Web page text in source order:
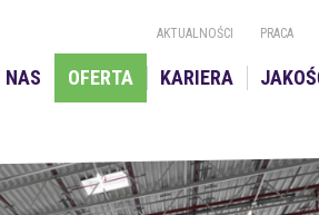
AKTUALNOŚCI PRACA
NAS OFERTA KARIERA